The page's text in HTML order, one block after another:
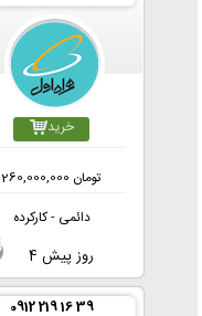
خرید
260,000,000 تومان
دائمی - کارکرده
4 روز پیش
0912 219 16 39